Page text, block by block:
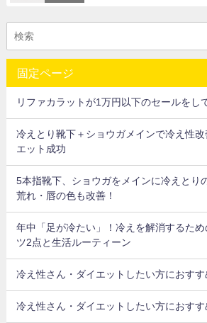
固定ページ
リファカラットが1万円以下のセールをし
冷えとり靴下＋ショウガメインで冷え性
エット成功
5本指靴下、ショウガをメインに冷えと
荒れ・唇の色も改善！
年中「足が冷たい」！冷えを解消するた
ツ2点と生活ルーティーン
冷え性さん・ダイエットしたい方におすす
冷え性さん・ダイエットしたい方におすす